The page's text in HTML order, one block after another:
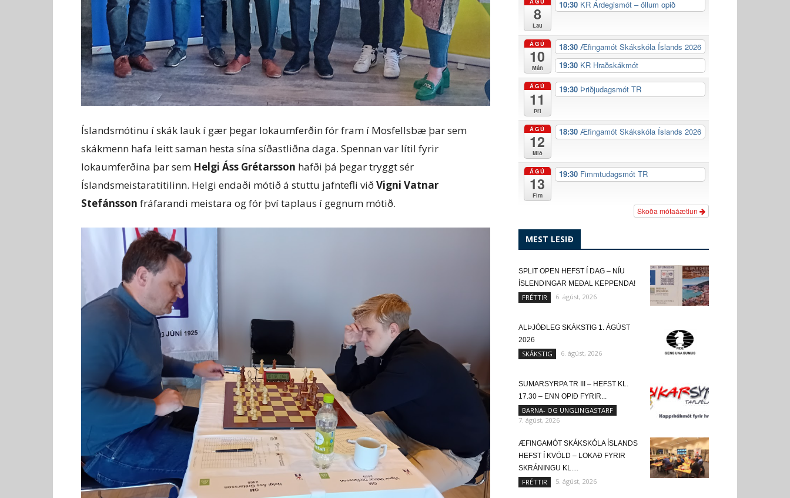
Íslandsmótinu í skák lauk í gær þegar lokaumferðin fór fram í Mosfellsbæ þar sem
skákmenn hafa leitt saman hesta sína síðastliðna daga. Spennan var lítil fyrir
lokaumferðina þar sem Helgi Áss Grétarsson hafði þá þegar tryggt sér
Íslandsmeistaratitilinn. Helgi endaði mótið á stuttu jafntefli við Vigni Vatnar
Stefánsson fráfarandi meistara og fór því taplaus í gegnum mótið.
8
Lau
10:30 KR Árdegismót – öllum opið
ÁGÚ
10
Mán
18:30 Æfingamót Skákskóla Íslands 2026
19:30 KR Hraðskákmót
ÁGÚ
11
Þri
19:30 Þriðjudagsmót TR
ÁGÚ
12
Mið
18:30 Æfingamót Skákskóla Íslands 2026
ÁGÚ
13
Fim
19:30 Fimmtudagsmót TR
Skoða mótaáætlun
MEST LESIÐ
SPLIT OPEN HEFST Í DAG – NÍU
ÍSLENDINGAR MEÐAL KEPPENDA!
FRÉTTIR 6. ágúst, 2026
ALÞJÓÐLEG SKÁKSTIG 1. ÁGÚST
2026
SKÁKSTIG 6. ágúst, 2026
SUMARSYRPA TR III – HEFST KL.
17.30 – ENN OPIÐ FYRIR...
BARNA- OG UNGLINGASTARF
7. ágúst, 2026
ÆFINGAMÓT SKÁKSKÓLA ÍSLANDS
HEFST Í KVÖLD – LOKAÐ FYRIR
SKRÁNINGU KL....
FRÉTTIR 5. ágúst, 2026